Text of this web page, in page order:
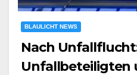
BLAULICHT NEWS
Nach
Unfallbeteiligten